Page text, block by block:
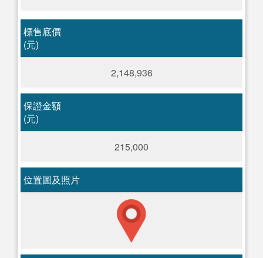
標售底價
(元)
2,148,936
保證金額
(元)
215,000
位置圖及照片